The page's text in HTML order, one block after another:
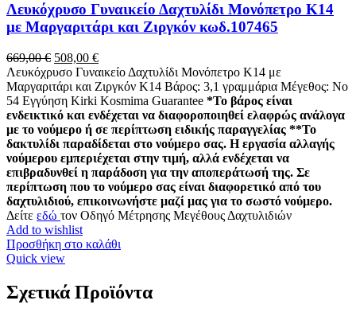
Λευκόχρυσο Γυναικείο Δαχτυλίδι Μονόπετρο Κ14
με Μαργαριτάρι και Ζιργκόν κωδ.107465
669,00€ Original
price
was:
669,00 €.
508,00 €Η
τρέχουσα
τιμή
είναι:
508,00 €.
Λευκόχρυσο Γυναικείο Δαχτυλίδι Μονόπετρο Κ14 με
Μαργαριτάρι και Ζιργκόν Κ14 Βάρος: 3,1 γραμμάρια Μέγεθος: Νο
54 Εγγύηση Kirki Kosmima Guarantee *Το βάρος είναι
ενδεικτικό και ενδέχεται να διαφοροποιηθεί ελαφρώς ανάλογα
με το νούμερο ή σε περίπτωση ειδικής παραγγελίας **Το
δακτυλίδι παραδίδεται στο νούμερο σας. Η εργασία αλλαγής
νούμερου εμπεριέχεται στην τιμή, αλλά ενδέχεται να
επιβραδυνθεί η παράδοση για την αποπεράτωσή της. Σε
περίπτωση που το νούμερο σας είναι διαφορετικό από του
δαχτυλιδιού, επικοινωνήστε μαζί μας για το σωστό νούμερο.
Δείτε εδώ τον Οδηγό Μέτρησης Μεγέθους Δαχτυλιδιών
Add to wishlist
Προσθήκη στο καλάθι
Quick view
Σχετικά Προϊόντα